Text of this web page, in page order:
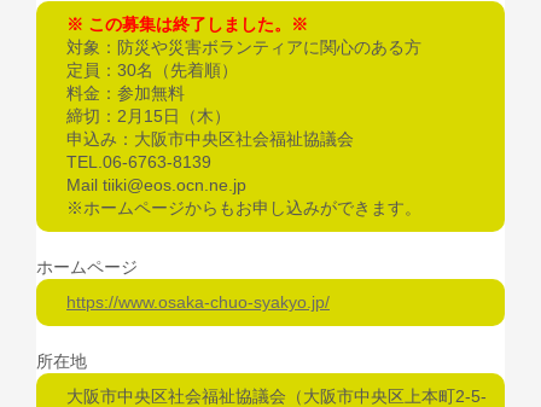
この募集は終了しました。
対象：防災や災害ボランティアに関心のある方
定員：30名（先着順）
料金：参加無料
締切：2月15日（木）
申込み：大阪市中央区社会福祉協議会
TEL.06-6763-8139
Mail tiiki@eos.ocn.ne.jp
※ホームページからもお申し込みができます。
ホームページ
https://www.osaka-chuo-syakyo.jp/
所在地
大阪市中央区社会福祉協議会（大阪市中央区上本町2-5-